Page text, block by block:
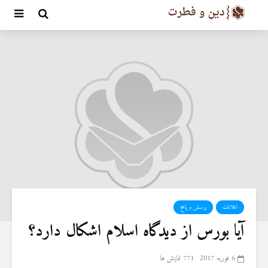
اعلانات پرسش و پاسخ
آیا بورس از دیدگاه اسلام اشکال دارد؟
6 فوریه 2017 771 نمایش ها